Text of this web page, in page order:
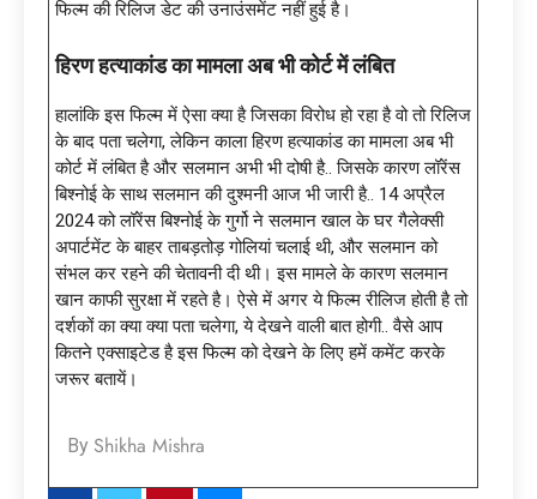
फिल्म की रिलिज डेट की उनाउंसमेंट नहीं हुई है।
हिरण हत्याकांड का मामला अब भी कोर्ट में लंबित
हालांकि इस फिल्म में ऐसा क्या है जिसका विरोध हो रहा है वो तो रिलिज
के बाद पता चलेगा, लेकिन काला हिरण हत्याकांड का मामला अब भी
कोर्ट में लंबित है और सलमान अभी भी दोषी है.. जिसके कारण लॉरेंस
बिश्नोई के साथ सलमान की दुश्मनी आज भी जारी है.. 14 अप्रैल
2024 को लॉरेंस बिश्नोई के गुर्गो ने सलमान खाल के घर गैलेक्सी
अपार्टमेंट के बाहर ताबड़तोड़ गोलियां चलाई थी, और सलमान को
संभल कर रहने की चेतावनी दी थी। इस मामले के कारण सलमान
खान काफी सुरक्षा में रहते है। ऐसे में अगर ये फिल्म रीलिज होती है तो
दर्शकों का क्या क्या पता चलेगा, ये देखने वाली बात होगी.. वैसे आप
कितने एक्साइटेड है इस फिल्म को देखने के लिए हमें कमेंट करके
जरूर बतायें।
By Shikha Mishra